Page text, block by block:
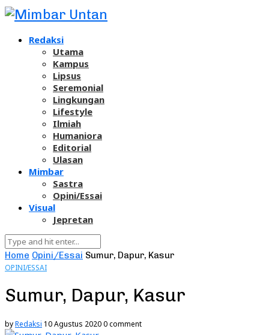
Redaksi
Utama
Kampus
Lipsus
Seremonial
Lingkungan
Lifestyle
Ilmiah
Humaniora
Editorial
Ulasan
Mimbar
Sastra
Opini/Essai
Visual
Jepretan
Home Opini/Essai Sumur, Dapur, Kasur
OPINI/ESSAI
Sumur, Dapur, Kasur
byRedaksi 10 Agustus 20200 comment